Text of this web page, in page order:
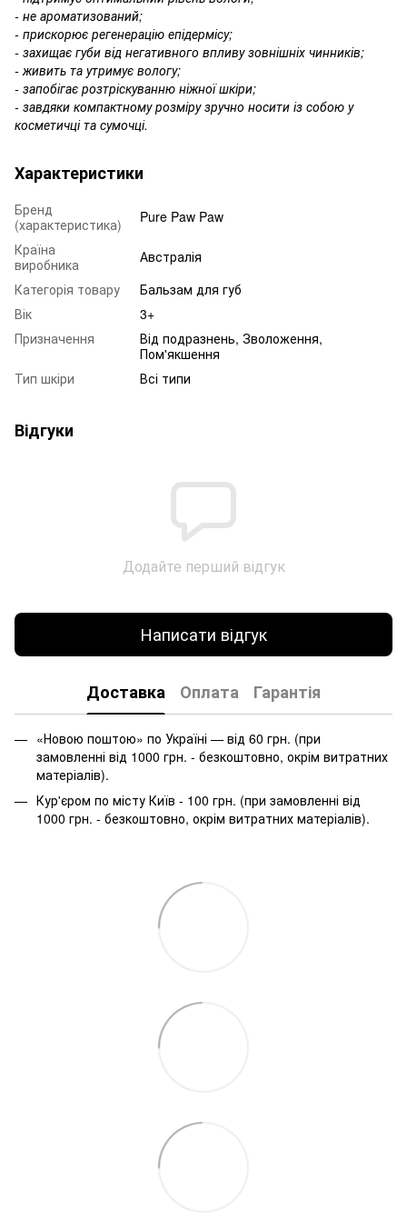
- не ароматизований;
- прискорює регенерацію епідермісу;
- захищає губи від негативного впливу зовнішніх чинників;
- живить та утримує вологу;
- запобігає розтріскуванню ніжної шкіри;
- завдяки компактному розміру зручно носити із собою у
косметичці та сумочці.
Характеристики
Бренд
(характеристика)
Pure Paw Paw
Країна
виробника
Австралія
Категорія товару
Бальзам для губ
Вік
3+
Призначення
Від подразнень, Зволоження,
Пом'якшення
Тип шкіри
Всі типи
Відгуки
Додайте перший відгук
Написати відгук
Доставка Оплата Гарантія
«Новою поштою» по Україні — від 60 грн. (при
замовленні від 1000 грн. - безкоштовно, окрім витратних
матеріалів).
Кур'єром по місту Київ - 100 грн. (при замовленні від
1000 грн. - безкоштовно, окрім витратних матеріалів).